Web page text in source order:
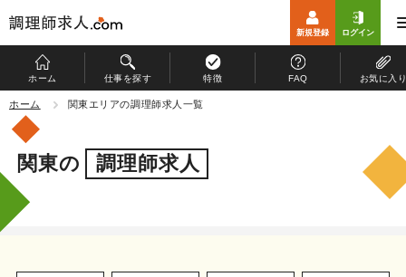
ホーム 仕事を探す 特徴 FAQ お気に入
新規登録 ログイン
ホーム
仕事を探す
特徴
お仕事開始までの流れ
ホーム 関東エリアの調理師求人一覧
関東の 調理師求人